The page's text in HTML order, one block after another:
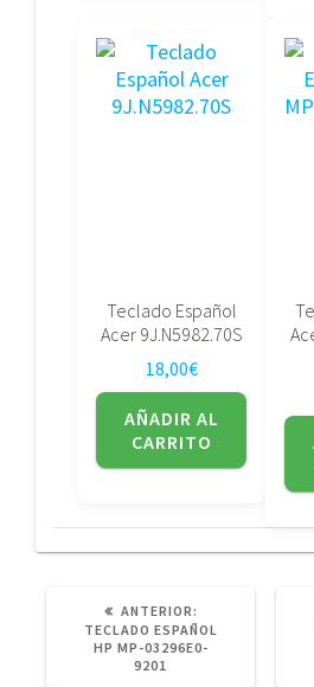
Teclado Español
Acer 9J.N5982.70S
18,00€
AÑADIR AL
CARRITO
ANTERIOR:
ANTERIOR:
TECLADO ESPAÑOL
HP MP-03296E0-
9201